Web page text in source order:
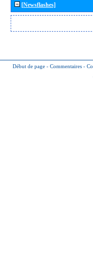
[Newsflashes]
Début de page - Commentaires -